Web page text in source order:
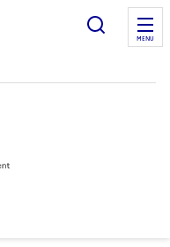
Ouvrir
MENU